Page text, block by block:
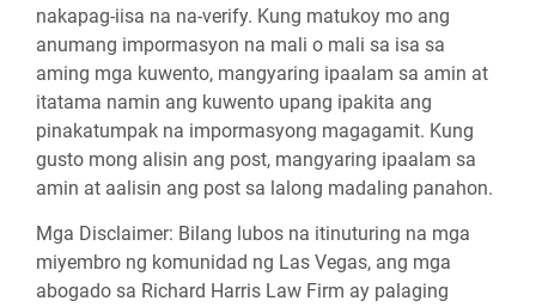
nakapag-iisa na na-verify. Kung matukoy mo ang
anumang impormasyon na mali o mali sa isa sa
aming mga kuwento, mangyaring ipaalam sa amin at
itatama namin ang kuwento upang ipakita ang
pinakatumpak na impormasyong magagamit. Kung
gusto mong alisin ang post, mangyaring ipaalam sa
amin at aalisin ang post sa lalong madaling panahon.
Mga Disclaimer: Bilang lubos na itinuturing na mga
miyembro ng komunidad ng Las Vegas, ang mga
abogado sa Richard Harris Law Firm ay palaging